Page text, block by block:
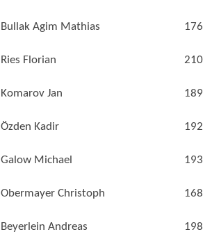
Bullak Agim Mathias
Ries Florian
Komarov Jan
Özden Kadir
Galow Michael
Obermayer Christoph
Beyerlein Andreas